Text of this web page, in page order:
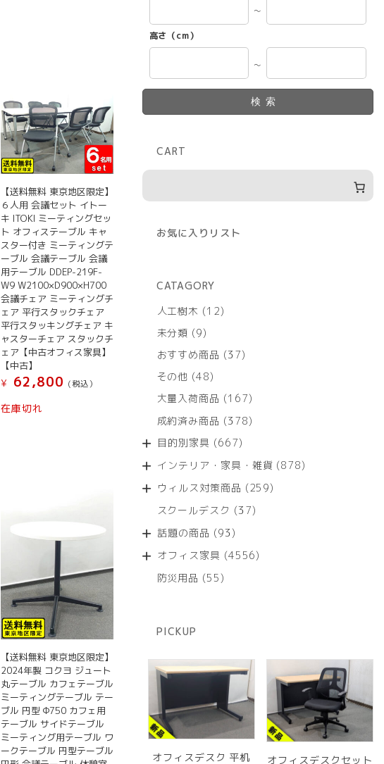
【送料無料 東京地区限定】
６人用 会議セット イトー
キ ITOKI ミーティングセッ
ト オフィステーブル キャ
スター付き ミーティングテ
ーブル 会議テーブル 会議
用テーブル DDEP-219F-
W9 W2100×D900×H700
会議チェア ミーティングチ
ェア 平行スタックチェア
平行スタッキングチェア キ
ャスターチェア スタックチ
ェア【中古オフィス家具】
【中古】
¥
62,800 (税込）
在庫切れ
【送料無料 東京地区限定】
2024年製 コクヨ ジュート
丸テーブル カフェテーブル
ミーティングテーブル テー
ブル 円型 Φ750 カフェ用
テーブル サイドテーブル
ミーティング用テーブル ワ
ークテーブル 円型テーブル
～
高さ（cm）
～
検索
CART
お気に入りリスト
CATAGORY
人工樹木
1212
商
未分類 99
の
商
おすすめ商品 3737
商
その他 4848
の
商
大量入荷商品 167167
の
成約済み商品 378378
商
目的別家具 667667
の
商
インテリア・家具・雑貨 878878
ウィルス対策商品 259259
スクールデスク 3737
商
話題の商品 9393
の
オフィス家具 45564556
防災用品 5555
PICKUP
オフィスデスク 平机
オフィスデスクセット